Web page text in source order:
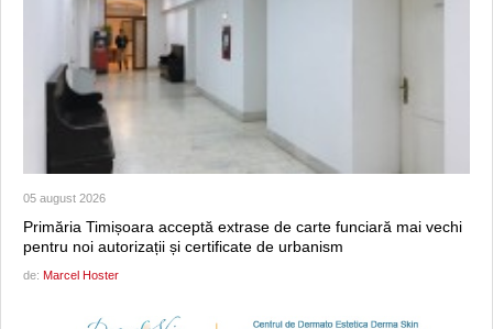
05 august 2026
Primăria Timișoara acceptă extrase de carte funciară mai vechi
pentru noi autorizații și certificate de urbanism
de: Marcel Hoster